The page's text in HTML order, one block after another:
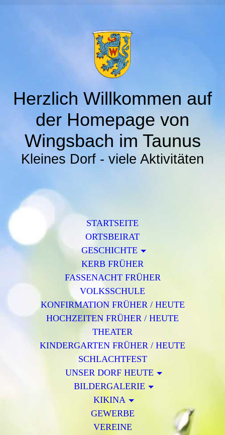
Herzlich Willkommen auf
der Homepage von
Wingsbach im Taunus
Kleines Dorf - viele Aktivitäten
STARTSEITE
ORTSBEIRAT
GESCHICHTE
KERB FRÜHER
FASSENACHT FRÜHER
VOLKSSCHULE
KONFIRMATION FRÜHER / HEUTE
HOCHZEITEN FRÜHER / HEUTE
THEATER
KINDERGARTEN FRÜHER / HEUTE
SCHLACHTFEST
UNSER DORF HEUTE
BILDERGALERIE
KIKINA
GEWERBE
VEREINE